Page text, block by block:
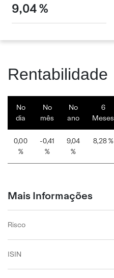
9,04 %
Rentabilidade
No
dia
No
mês
No
ano
6
Meses
0,00
%
-0,41
%
9,04
%
8,28 %
Mais Informações
Risco
ISIN